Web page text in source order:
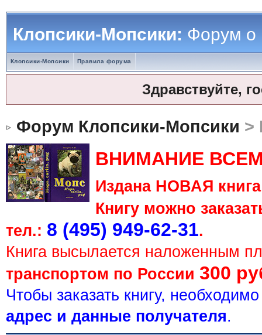
Клопсики-Мопсики:Форум о
Клопсики-Мопсики Правила форума
Здравствуйте,
Форум Клопсики-Мопсики >
ВНИМАНИЕ
Издана НОВАЯ
Книгу можно
тел.: 8 (495) 949-62-31.
Книга высылается наложенным
транспортом по России 300
Чтобы заказать книгу,
адрес и данные получателя.